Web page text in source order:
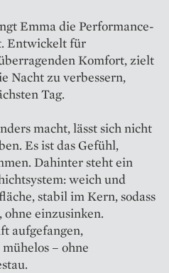
Emma die Performance-
Entwickelt für
Komfort, zielt
Nacht zu verbessern,
Tag.
macht, lässt sich nicht
Es ist das Gefühl,
Dahinter steht ein
weich und
stabil im Kern, sodass
einzusinken.
aufgefangen,
– ohne